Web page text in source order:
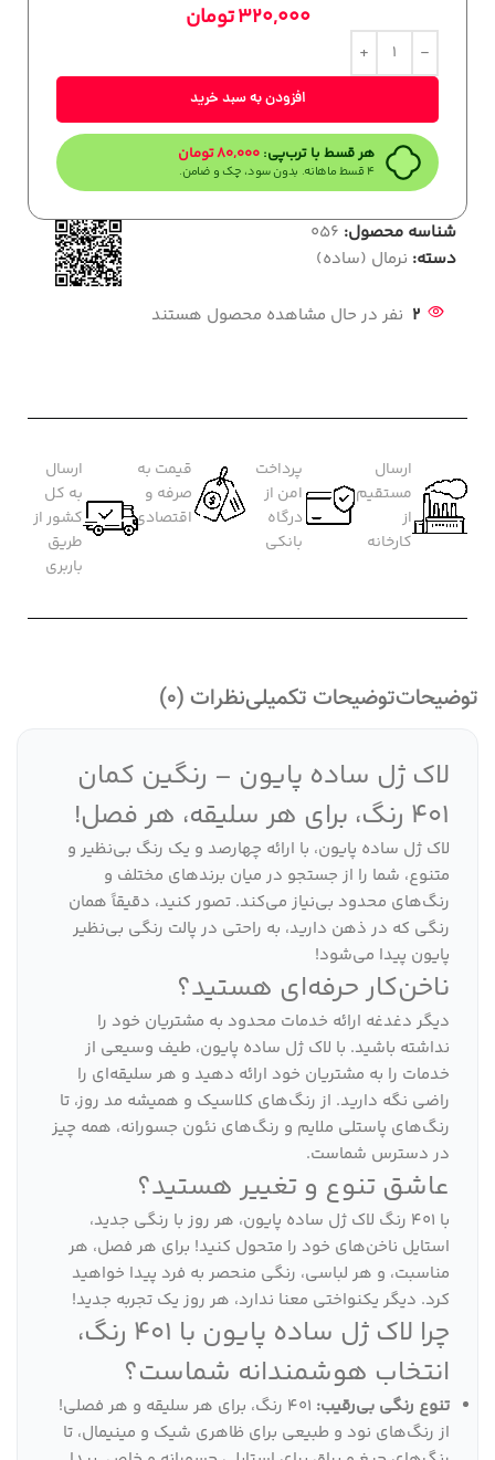
320,000تومان
افزودن به سبد خرید
هر قسط با ترب‌پی: 80,000تومان
۴ قسط ماهانه. بدون سود، چک و ضامن.
شناسه محصول: 056
دسته: نرمال (ساده)
2 نفر در حال مشاهده محصول هستند
ارسال
مستقیم
از
کارخانه
پرداخت
امن از
درگاه
بانکی
قیمت به
صرفه و
اقتصادی
ارسال
به کل
کشور از
طریق
باربری
توضیحاتتوضیحات تکمیلینظرات (0)
لاک ژل ساده پایون – رنگین کمان
401 رنگ، برای هر سلیقه، هر فصل!
لاک ژل ساده پایون، با ارائه چهارصد و یک رنگ بی‌نظیر و
متنوع، شما را از جستجو در میان برندهای مختلف و
رنگ‌های محدود بی‌نیاز می‌کند. تصور کنید، دقیقاً همان
رنگی که در ذهن دارید، به راحتی در پالت رنگی بی‌نظیر
پایون پیدا می‌شود!
ناخن‌کار حرفه‌ای هستید؟
دیگر دغدغه ارائه خدمات محدود به مشتریان خود را
نداشته باشید. با لاک ژل ساده پایون، طیف وسیعی از
خدمات را به مشتریان خود ارائه دهید و هر سلیقه‌ای را
راضی نگه دارید. از رنگ‌های کلاسیک و همیشه مد روز، تا
رنگ‌های پاستلی ملایم و رنگ‌های نئون جسورانه، همه چیز
در دسترس شماست.
عاشق تنوع و تغییر هستید؟
با 401 رنگ لاک ژل ساده پایون، هر روز با رنگی جدید،
استایل ناخن‌های خود را متحول کنید! برای هر فصل، هر
مناسبت، و هر لباسی، رنگی منحصر به فرد پیدا خواهید
کرد. دیگر یکنواختی معنا ندارد، هر روز یک تجربه جدید!
چرا لاک ژل ساده پایون با 401 رنگ،
انتخاب هوشمندانه شماست؟
تنوع رنگی بی‌رقیب:
401 رنگ، برای هر سلیقه و هر فصلی!
از رنگ‌های نود و طبیعی برای ظاهری شیک و مینیمال، تا